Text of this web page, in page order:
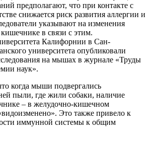
предполагают, что при контакте с
снижается риск развития аллергии и
указывают на изменения
в связи с этим.
Калифорнии в Сан-
университета опубликовали
на мышах в журнале «Труды
наук».
когда мыши подвергались
пыли, где жили собаки, наличие
– в желудочно-кишечном
Это также привело к
иммунной системы к общим